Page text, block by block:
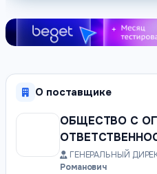
О поставщике
ОБЩЕСТВО С
ГЕНЕРАЛЬНЫЙ
Романович